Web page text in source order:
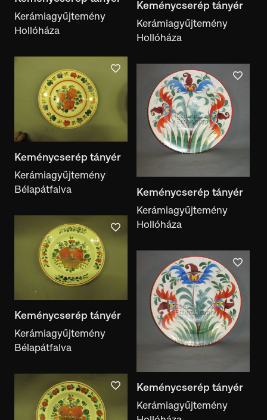
Keménycserép tányér
Kerámiagyűjtemény
Hollóháza
Kerámiagyűjtemény
Hollóháza
Keménycserép tányér
Kerámiagyűjtemény
Bélapátfalva
Keménycserép tányér
Kerámiagyűjtemény
Hollóháza
Keménycserép tányér
Kerámiagyűjtemény
Bélapátfalva
Keménycserép tányér
Kerámiagyűjtemény